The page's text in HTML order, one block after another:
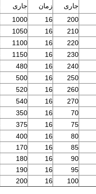
جاری زمان جاری
200
16
1000
210
16
1050
220
16
1100
230
16
1150
240
16
480
250
16
500
260
16
520
270
16
540
70
16
350
75
16
375
80
16
400
85
16
170
90
16
180
95
16
190
100
16
200